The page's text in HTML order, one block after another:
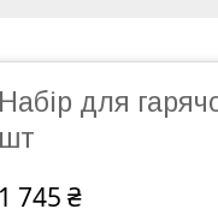
Набір для
шт
1 745 ₴